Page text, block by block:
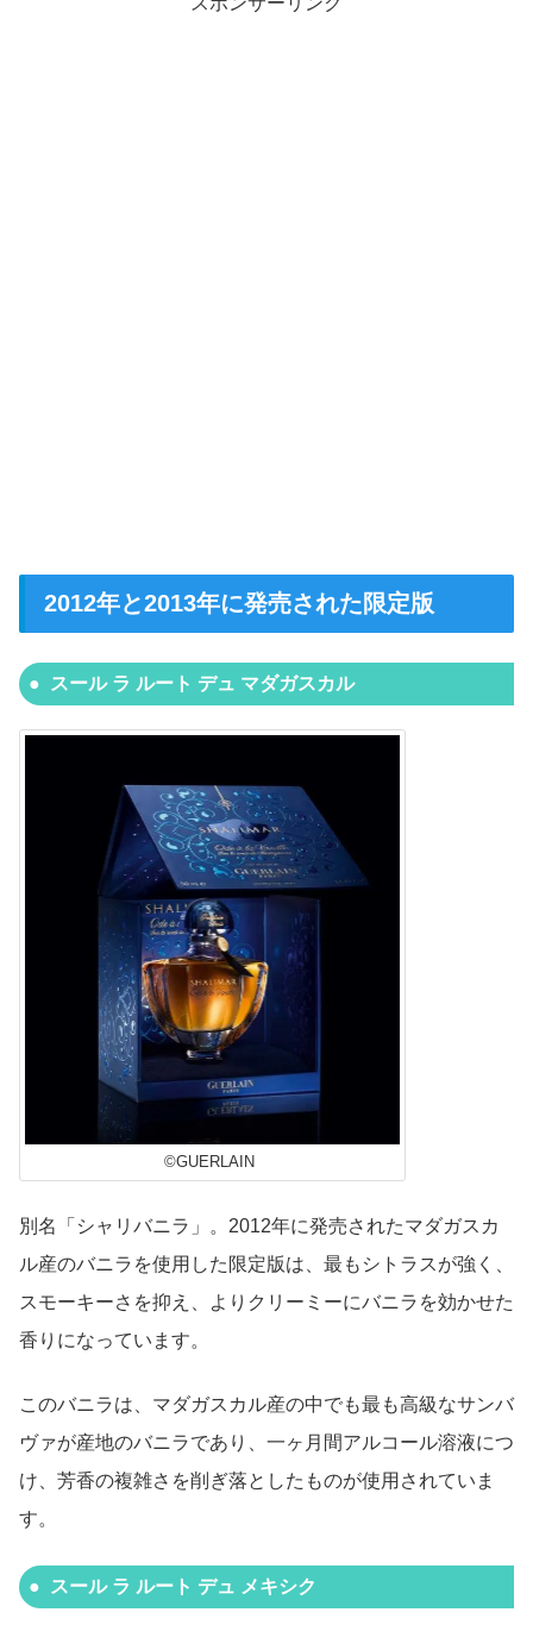
2012年と2013年に発売された限定版
スール ラ ルート デュ マダガスカル
©GUERLAIN
別名「シャリバニラ」。2012年に発売されたマダガスカ
ル産のバニラを使用した限定版は、最もシトラスが強く、
スモーキーさを抑え、よりクリーミーにバニラを効かせた
香りになっています。
このバニラは、マダガスカル産の中でも最も高級なサンバ
ヴァが産地のバニラであり、一ヶ月間アルコール溶液につ
け、芳香の複雑さを削ぎ落としたものが使用されていま
す。
スール ラ ルート デュ メキシク